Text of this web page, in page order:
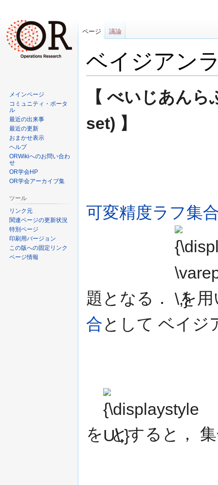
ベイジアン
ー
シ
移
動
【 べいじあん
set) 】
可変精度ラフ集
題となる．
{\displaystyle
\varepsilon
\,}
を
合として ベイジ
を とすると，
ページ 議論
メインページ
コミュニティ・ポータ
ル
最近の出来事
最近の更新
おまかせ表示
ヘルプ
ORWikiへのお問い合わ
せ
OR学会HP
OR学会アーカイブ集
ツール
リンク元
関連ページの更新状況
特別ページ
印刷用バージョン
この版への固定リンク
ページ情報